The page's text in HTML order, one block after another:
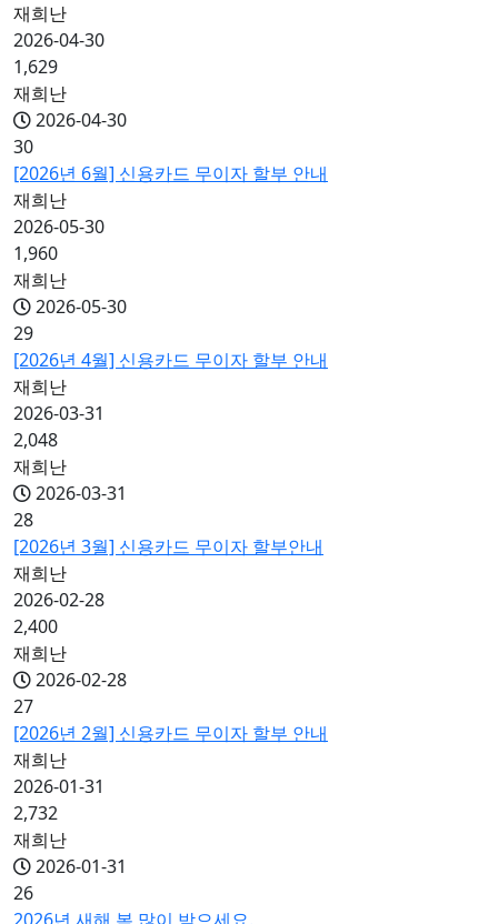
재희난
2026-04-30
1,629
재희난
2026-04-30
30
[2026년 6월] 신용카드 무이자 할부 안내
재희난
2026-05-30
1,960
재희난
2026-05-30
29
[2026년 4월] 신용카드 무이자 할부 안내
재희난
2026-03-31
2,048
재희난
2026-03-31
28
[2026년 3월] 신용카드 무이자 할부안내
재희난
2026-02-28
2,400
재희난
2026-02-28
27
[2026년 2월] 신용카드 무이자 할부 안내
재희난
2026-01-31
2,732
재희난
2026-01-31
26